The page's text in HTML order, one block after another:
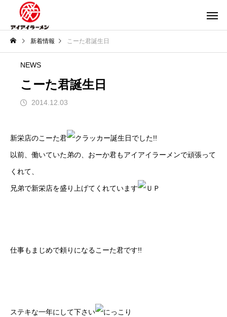
新着情報 こーた君誕生日
NEWS
こーた君誕生日
2014.12.03
新栄店のこーた君 誕生日でした!!
以前、働いていた弟の、おーか君もアイアイラーメンで頑張って
くれて、
兄弟で新栄店を盛り上げてくれています
仕事もまじめで頼りになるこーた君です!!
ステキな一年にして下さい